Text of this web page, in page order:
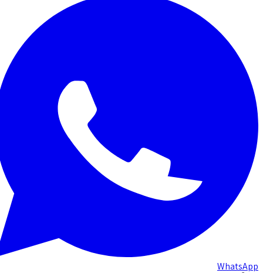
WhatsApp